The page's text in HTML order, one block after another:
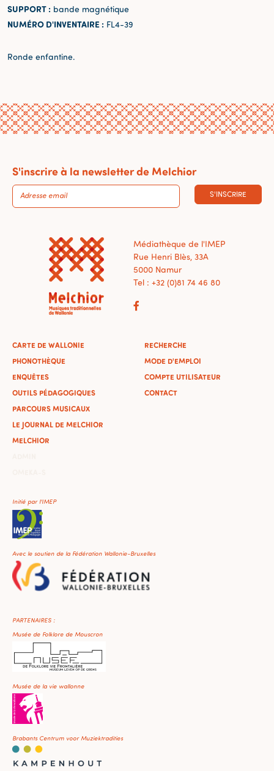
SUPPORT : bande magnétique
NUMÉRO D'INVENTAIRE : FL4-39
Ronde enfantine.
S'inscrire à la newsletter de Melchior
S'INSCRIRE
Médiathèque de l'IMEP
Rue Henri Blès, 33A
5000 Namur
Tel : +32 (0)81 74 46 80
CARTE DE WALLONIE
PHONOTHÈQUE
ENQUÊTES
OUTILS PÉDAGOGIQUES
PARCOURS MUSICAUX
LE JOURNAL DE MELCHIOR
MELCHIOR
RECHERCHE
MODE D'EMPLOI
COMPTE UTILISATEUR
CONTACT
Initié par l'IMEP
Avec le soutien de la Fédération Wallonie-Bruxelles
PARTENAIRES :
Musée de Folklore de Mouscron
Musée de la vie wallonne
Brabants Centrum voor Muziektradities